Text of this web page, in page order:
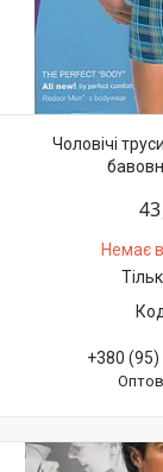
Чоловічі
Немає
+380